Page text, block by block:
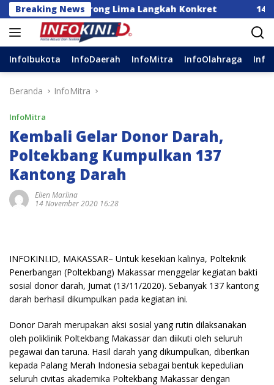
Langsung
ke
konten
Breaking News
Dorong Lima Langkah Konkret 14 DPC
InfoIbukota InfoDaerah InfoMitra InfoOlahraga
Beranda InfoMitra
InfoMitra
Kembali Gelar Donor Darah,
Poltekbang Kumpulkan 137
Kantong Darah
Elien Marlina
14 November 2020 16:28
INFOKINI.ID, MAKASSAR– Untuk kesekian kalinya, Polteknik
Penerbangan (Poltekbang) Makassar menggelar kegiatan bakti
sosial donor darah, Jumat (13/11/2020). Sebanyak 137 kantong
darah berhasil dikumpulkan pada kegiatan ini.
Donor Darah merupakan aksi sosial yang rutin dilaksanakan
oleh poliklinik Poltekbang Makassar dan diikuti oleh seluruh
pegawai dan taruna. Hasil darah yang dikumpulkan, diberikan
kepada Palang Merah Indonesia sebagai bentuk kepedulian
seluruh civitas akademika Poltekbang Makassar dengan